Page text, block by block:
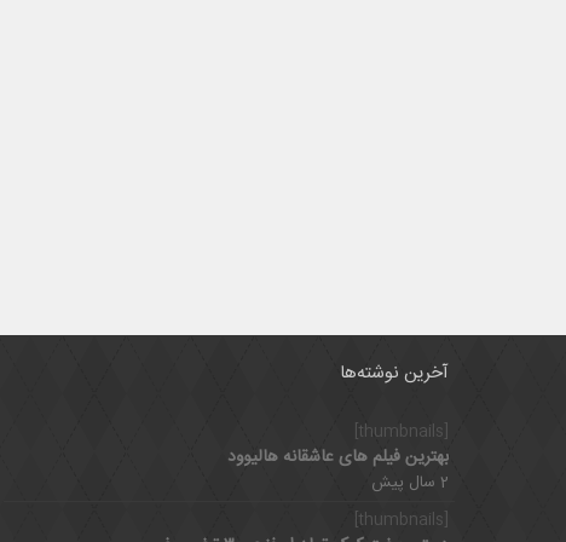
آخرین نوشته‌ها
بهترین فیلم های عاشقانه هالیوود
2 سال پیش